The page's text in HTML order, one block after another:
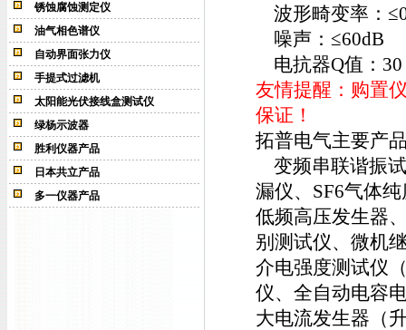
锈蚀腐蚀测定仪
油气相色谱仪
自动界面张力仪
手提式过滤机
太阳能光伏接线盒测试仪
绿杨示波器
胜利仪器产品
日本共立产品
多一仪器产品
波形畸变率：
噪声：≤60dB
电抗器Q值：
友情提醒：购置
保证！
拓普电气主要产
变频串联谐振
漏仪、SF6气体
低频高压发生器
别测试仪、微机
介电强度测试仪
仪、全自动电容
大电流发生器（